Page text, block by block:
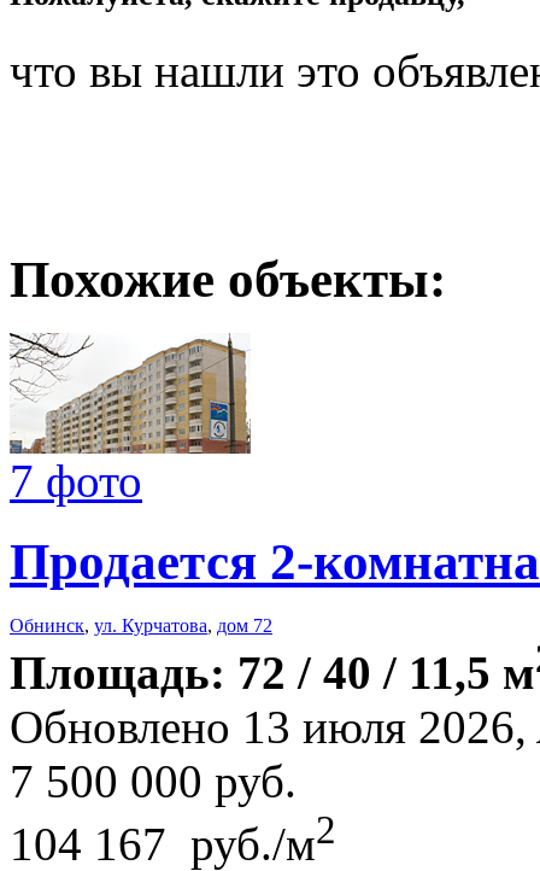
что вы нашли это
Похожие объекты:
7 фото
Продается 2-
Обнинск, ул. Курчатова, дом 72
Площадь: 72 / 40 / 11,5 м
Обновлено 13 июля 2026,
7 500 000 руб.
104 167 руб./м2